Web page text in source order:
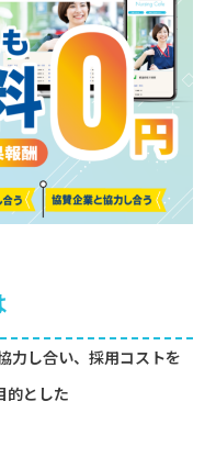
力し合い、採用コストを
的とした